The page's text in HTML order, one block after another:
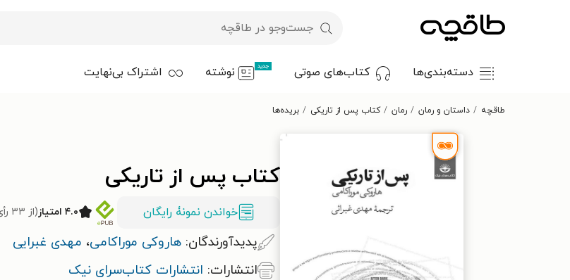
دسته‌بندی‌ها کتاب‌های صوتی جدید نوشته اشتراک بی‌نهایت
طاقچه داستان و رمان رمان کتاب پس از تاریکی بریده‌ها
کتاب پس از تاریکی
خواندن نمونۀ رایگان ۴.۰ امتیاز (از ۳۳ رأی)
پدیدآورندگان: هاروکی موراکامی، مهدی غبرایی
انتشارات: انتشارات کتاب‌سرای نیک